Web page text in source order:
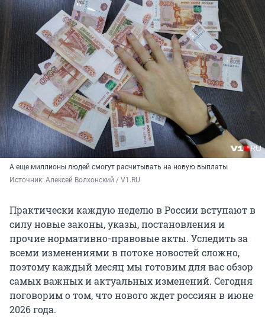
А еще миллионы людей смогут расчитывать на новую выплаты
Источник: Алексей Волхонский / V1.RU
Практически каждую неделю в России вступают в
силу новые законы, указы, постановления и
прочие нормативно-правовые акты. Уследить за
всеми изменениями в потоке новостей сложно,
поэтому каждый месяц мы готовим для вас обзор
самых важных и актуальных изменений. Сегодня
поговорим о том, что нового ждет россиян в июне
2026 года.